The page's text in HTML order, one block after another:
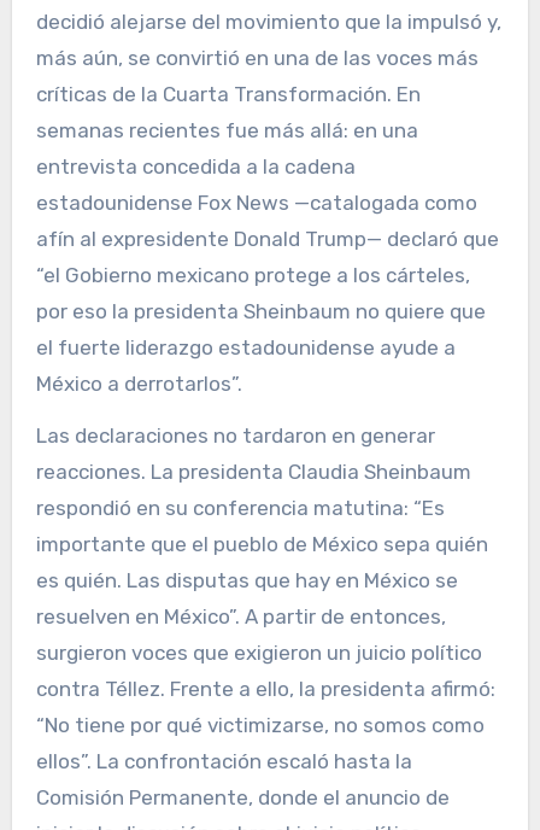
decidió alejarse del movimiento que la impulsó y,
más aún, se convirtió en una de las voces más
críticas de la Cuarta Transformación. En
semanas recientes fue más allá: en una
entrevista concedida a la cadena
estadounidense Fox News —catalogada como
afín al expresidente Donald Trump— declaró que
“el Gobierno mexicano protege a los cárteles,
por eso la presidenta Sheinbaum no quiere que
el fuerte liderazgo estadounidense ayude a
México a derrotarlos”.
Las declaraciones no tardaron en generar
reacciones. La presidenta Claudia Sheinbaum
respondió en su conferencia matutina: “Es
importante que el pueblo de México sepa quién
es quién. Las disputas que hay en México se
resuelven en México”. A partir de entonces,
surgieron voces que exigieron un juicio político
contra Téllez. Frente a ello, la presidenta afirmó:
“No tiene por qué victimizarse, no somos como
ellos”. La confrontación escaló hasta la
Comisión Permanente, donde el anuncio de